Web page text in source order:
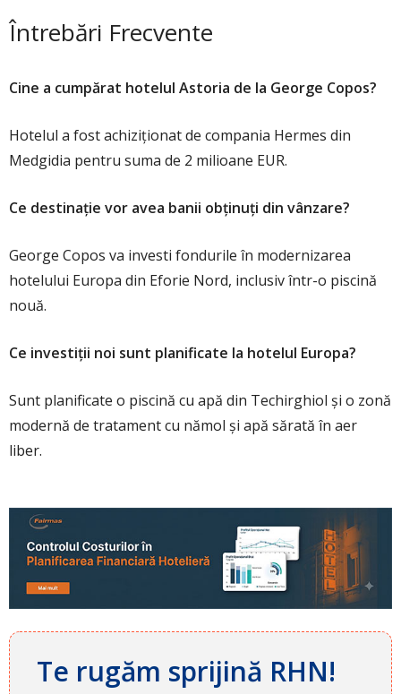
Întrebări Frecvente
Cine a cumpărat hotelul Astoria de la George Copos?
Hotelul a fost achiziționat de compania Hermes din
Medgidia pentru suma de 2 milioane EUR.
Ce destinație vor avea banii obținuți din vânzare?
George Copos va investi fondurile în modernizarea
hotelului Europa din Eforie Nord, inclusiv într-o piscină
nouă.
Ce investiții noi sunt planificate la hotelul Europa?
Sunt planificate o piscină cu apă din Techirghiol și o zonă
modernă de tratament cu nămol și apă sărată în aer
liber.
Te rugăm sprijină RHN!